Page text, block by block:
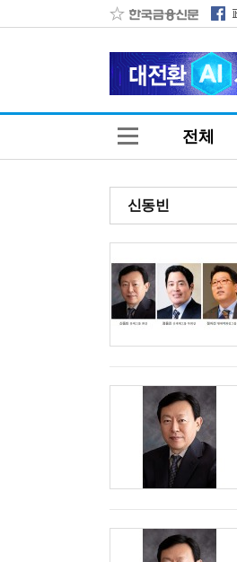
전체
신동빈